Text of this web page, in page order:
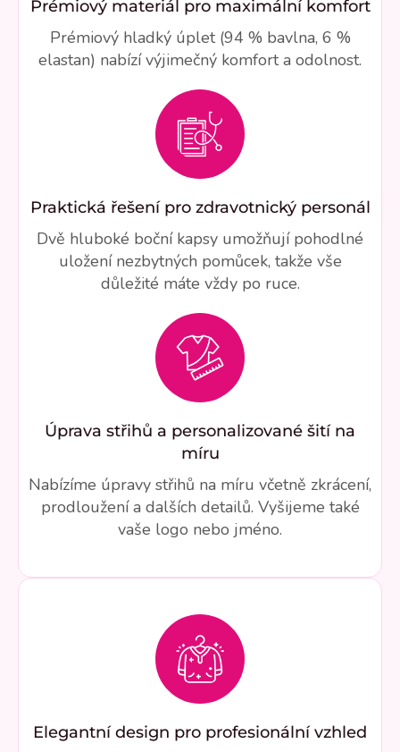
Prémiový materiál pro maximální komfort
Prémiový hladký úplet (94 % bavlna, 6 %
elastan) nabízí výjimečný komfort a odolnost.
Praktická řešení pro zdravotnický personál
Dvě hluboké boční kapsy umožňují pohodlné
uložení nezbytných pomůcek, takže vše
důležité máte vždy po ruce.
Úprava střihů a personalizované šití na
míru
Nabízíme úpravy střihů na míru včetně zkrácení,
prodloužení a dalších detailů. Vyšijeme také
vaše logo nebo jméno.
Elegantní design pro profesionální vzhled